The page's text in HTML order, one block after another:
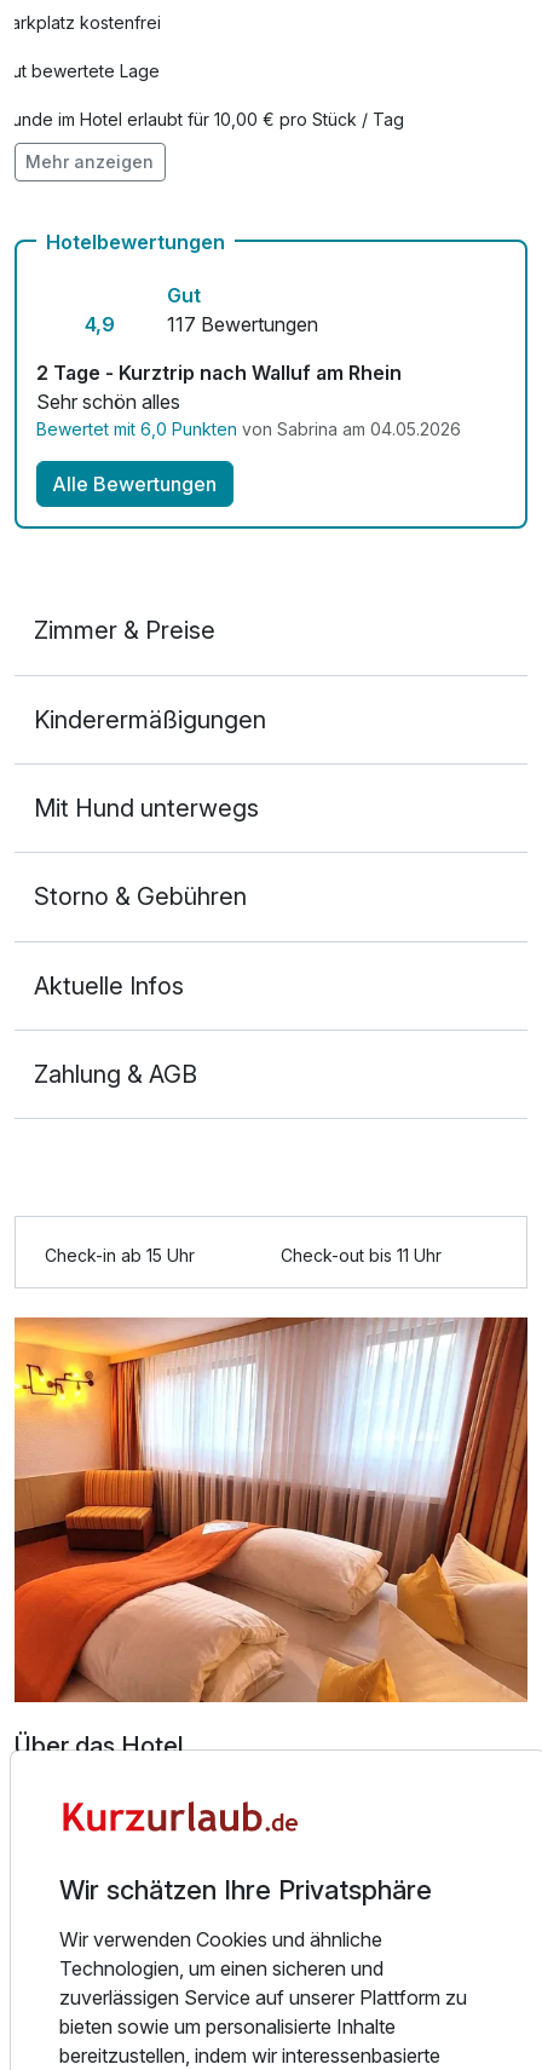
Parkplatz kostenfrei
Gut bewertete Lage
Hunde im Hotel erlaubt für 10,00 € pro Stück / Tag
Fahrradverleih
Mehr anzeigen
Hotelbewertungen
4,9
Gut
117 Bewertungen
2 Tage - Kurztrip nach Walluf am Rhein
Sehr schön alles
Bewertet mit 6,0 Punkten von Sabrina am 04.05.2026
Alle Bewertungen
Zimmer & Preise
2 Erwachsene und 2 Kinder
Zusatznächte
Kinderermäßigungen
Mit Hund unterwegs
Storno & Gebühren
Aktuelle Infos
Zahlung & AGB
Check-in ab 15 Uhr Check-out bis 11 Uhr
Über das Hotel
die Autobahn des Rhein-Main-Gebiets gehören zu den
Bereits seit 1905 empfängt das Hotel Restaurant Ruppert
seine Gäste mit gepflegter Gastlichkeit. Wo einst
Fuhrleuten oder „gestandenen Handwerkern“ Bier,
Schnaps und Wein ausgeschenkt wurde, erleben Sie heute
einen traditionellen, modernisierten und liebevoll geführten
Gasthof mit komfortablen Zimmern. Hier finden Sie auf
Wir schätzen Ihre Privatsphäre
Wir verwenden Cookies und ähnliche
Technologien, um einen sicheren und
zuverlässigen Service auf unserer Plattform zu
bieten sowie um personalisierte Inhalte
bereitzustellen, indem wir interessenbasierte